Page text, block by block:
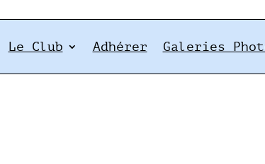
Le Club Adhérer Galeries